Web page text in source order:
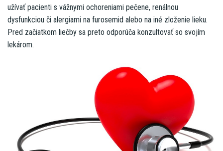
užívať pacienti s vážnymi ochoreniami pečene, renálnou
dysfunkciou či alergiami na furosemid alebo na iné zloženie lieku.
Pred začiatkom liečby sa preto odporúča konzultovať so svojím
lekárom.